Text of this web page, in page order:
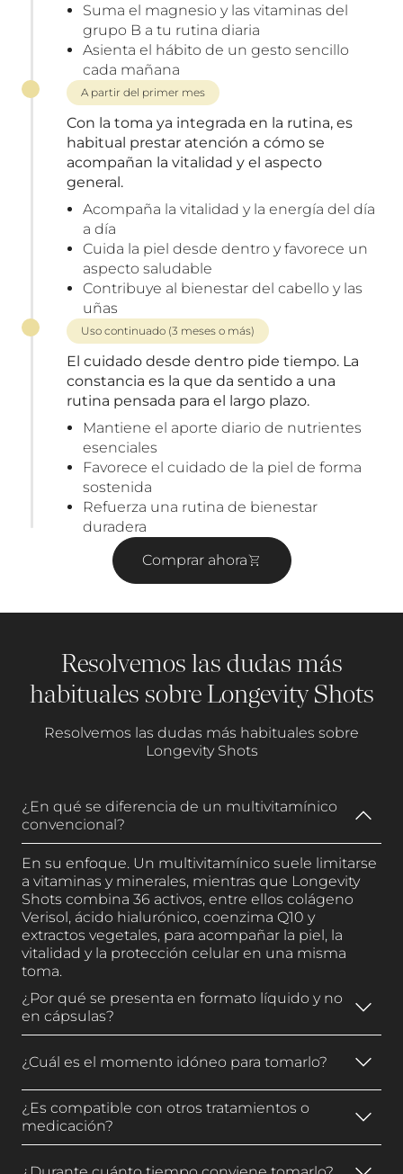
Suma el magnesio y las vitaminas del
grupo B a tu rutina diaria
Asienta el hábito de un gesto sencillo
cada mañana
A partir del primer mes
Con la toma ya integrada en la rutina, es
habitual prestar atención a cómo se
acompañan la vitalidad y el aspecto
general.
Acompaña la vitalidad y la energía del día
a día
Cuida la piel desde dentro y favorece un
aspecto saludable
Contribuye al bienestar del cabello y las
uñas
Uso continuado (3 meses o más)
El cuidado desde dentro pide tiempo. La
constancia es la que da sentido a una
rutina pensada para el largo plazo.
Mantiene el aporte diario de nutrientes
esenciales
Favorece el cuidado de la piel de forma
sostenida
Refuerza una rutina de bienestar
duradera
Comprar ahora
Resolvemos las dudas más
habituales sobre Longevity Shots
Resolvemos las dudas más habituales sobre
Longevity Shots
¿En qué se diferencia de un multivitamínico
convencional?
En su enfoque. Un multivitamínico suele limitarse
a vitaminas y minerales, mientras que Longevity
Shots combina 36 activos, entre ellos colágeno
Verisol, ácido hialurónico, coenzima Q10 y
extractos vegetales, para acompañar la piel, la
vitalidad y la protección celular en una misma
toma.
¿Por qué se presenta en formato líquido y no
en cápsulas?
de activos en una única toma diaria y prescinde
mañana.
¿Cuál es el momento idóneo para tomarlo?
Se recomienda por la mañana, preferiblemente
antes del desayuno. Es el momento que mejor
encaja con una rutina diaria constante, que es
¿Es compatible con otros tratamientos o
medicación?